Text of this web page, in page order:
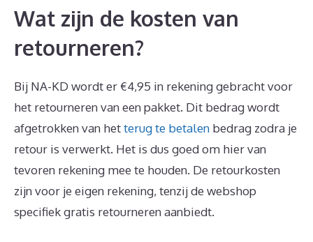
Wat zijn de kosten van
retourneren?
Bij NA-KD wordt er €4,95 in rekening gebracht voor
het retourneren van een pakket. Dit bedrag wordt
afgetrokken van hetterug te betalen bedrag zodra je
retour is verwerkt. Het is dus goed om hier van
tevoren rekening mee te houden. De retourkosten
zijn voor je eigen rekening, tenzij de webshop
specifiek gratis retourneren aanbiedt.